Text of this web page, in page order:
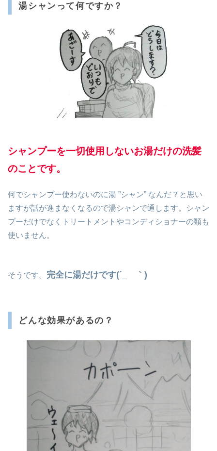
湯シャンって何ですか？
シャンプーを一切使用しないお湯だけの洗髪
のことです。
何でシャンプー使わないのに湯 ”シャン” なんだ？と思い
ますが話が進まなくなるので湯シャンで通します。シャン
プーだけでなくトリートメントやコンディショナーの類も
使いません。
そうです。 完全に湯だけです(´_ゝ｀)
どんな効果があるの？